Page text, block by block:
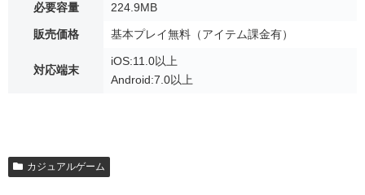
必要容量 224.9MB
販売価格 基本プレイ無料（アイテム課金有）
対応端末
iOS:11.0以上
Android:7.0以上
カジュアルゲーム